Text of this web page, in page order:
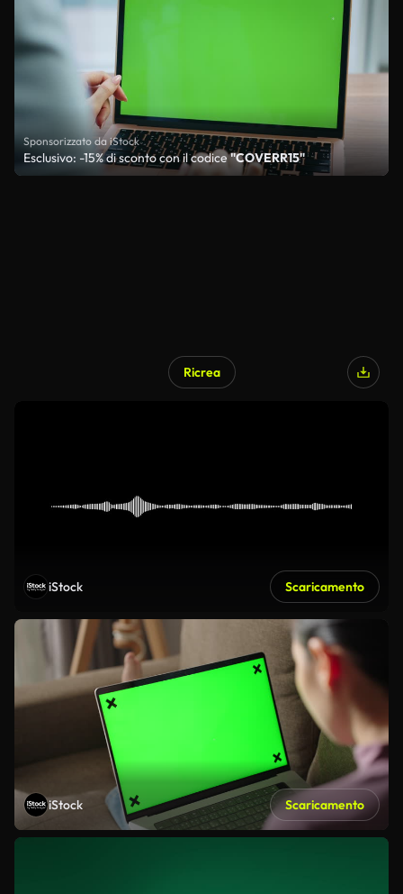
Sponsorizzato da iStock
Esclusivo: -15% di sconto con il codice"COVERR15"
Ricrea
iStock Scaricamento
iStock Scaricamento